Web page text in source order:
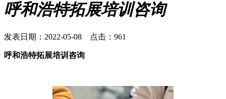
呼和浩特拓展培训咨询
发表日期：2022-05-08 点击：961
呼和浩特拓展培训咨询